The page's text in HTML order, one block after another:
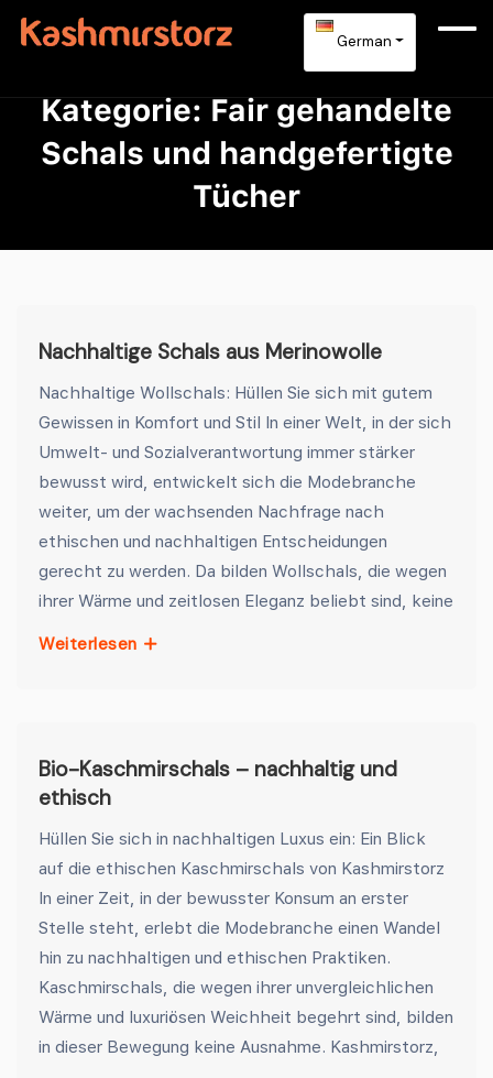
German
Kategorie: Fair gehandelte
Schals und handgefertigte
Tücher
Nachhaltige Schals aus Merinowolle
Nachhaltige Wollschals: Hüllen Sie sich mit gutem
Gewissen in Komfort und Stil In einer Welt, in der sich
Umwelt- und Sozialverantwortung immer stärker
bewusst wird, entwickelt sich die Modebranche
weiter, um der wachsenden Nachfrage nach
ethischen und nachhaltigen Entscheidungen
gerecht zu werden. Da bilden Wollschals, die wegen
ihrer Wärme und zeitlosen Eleganz beliebt sind, keine
Weiterlesen
Bio-Kaschmirschals – nachhaltig und
ethisch
Hüllen Sie sich in nachhaltigen Luxus ein: Ein Blick
auf die ethischen Kaschmirschals von Kashmirstorz
In einer Zeit, in der bewusster Konsum an erster
Stelle steht, erlebt die Modebranche einen Wandel
hin zu nachhaltigen und ethischen Praktiken.
Kaschmirschals, die wegen ihrer unvergleichlichen
Wärme und luxuriösen Weichheit begehrt sind, bilden
in dieser Bewegung keine Ausnahme. Kashmirstorz,